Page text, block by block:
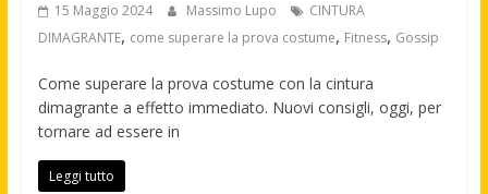
15 Maggio 2024 Massimo Lupo
CINTURA
DIMAGRANTE, come superare la prova costume, Fitness, Gossip
Come superare la prova costume con la cintura
dimagrante a effetto immediato. Nuovi consigli, oggi, per
tornare ad essere in
Leggi tutto